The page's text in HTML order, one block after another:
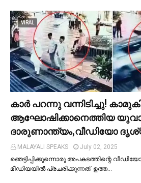
VIRAL
കാര്‍ പറന്നു വന്നിടിച്ചു!
ആഘോഷിക്കാനെത്തിയ
ദാരുണാന്ത്യം,വീഡിയോ
MALAYALI SPEAKS
July 02, 2025
ഞെട്ടിപ്പിക്കുന്നൊരു അപകടത്തിന്റെ
മീഡിയയില്‍ പ്രചരിക്കുന്നത്. ഉത്ത…